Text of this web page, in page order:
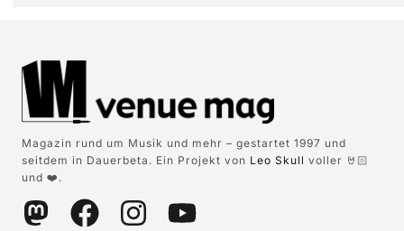
Magazin rund um Musik und mehr – gestartet 1997 und
seitdem in Dauerbeta. Ein Projekt von Leo Skull voller 🤘🏻
und ❤️.